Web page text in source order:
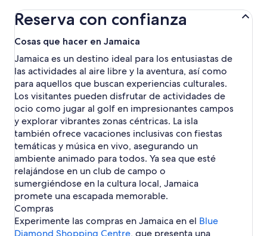
e
p
a
a
a
b
r
i
r
l
a
p
á
g
i
n
a
d
e
P
Reserva con confianza
Cosas que hacer en Jamaica
Jamaica es un destino ideal para los entusiastas de
las actividades al aire libre y la aventura, así como
para aquellos que buscan experiencias culturales.
Los visitantes pueden disfrutar de actividades de
ocio como jugar al golf en impresionantes campos
y explorar vibrantes zonas céntricas. La isla
también ofrece vacaciones inclusivas con fiestas
temáticas y música en vivo, asegurando un
ambiente animado para todos. Ya sea que esté
relajándose en un club de campo o
sumergiéndose en la cultura local, Jamaica
promete una escapada memorable.
Compras
Experimente las compras en Jamaica en el Blue
Diamond Shopping Centre, que presenta una